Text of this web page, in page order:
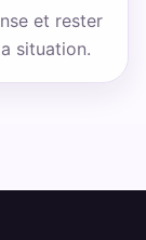
et rester
situation.